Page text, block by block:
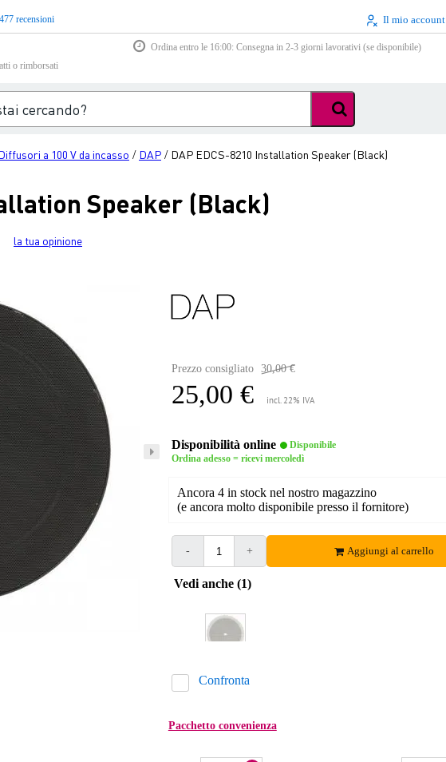
recensioni Il mio account
Ordina entro le 16:00: Consegna in 2-3 giorni lavorativi (se disponibile)
o rimborsati
a 100 V da incasso / DAP / DAP EDCS-8210 Installation Speaker (Black)
Speaker (Black)
la tua opinione
Prezzo consigliato 30,00 €
25,00 € incl. 22% IVA
Disponibilità online
Disponibile
Ordina adesso = ricevi mercoledì
Ancora 4 in stock nel nostro magazzino
(e ancora molto disponibile presso il fornitore)
- + Aggiungi al carrello
Vedi anche (1)
Confronta
Pacchetto convenienza